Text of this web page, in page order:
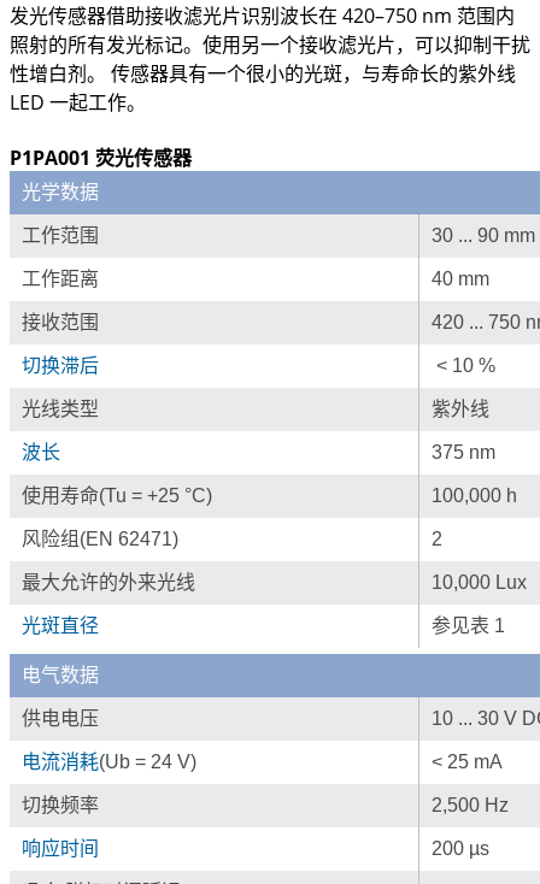
发光传感器借助接收滤光片识别波长在 420–750 nm 范围内
照射的所有发光标记。使用另一个接收滤光片，可以抑制干扰
性增白剂。 传感器具有一个很小的光斑，与寿命长的紫外线
LED 一起工作。
P1PA001 荧光传感器
光学数据
工作范围 30 ... 90 mm
工作距离 40 mm
接收范围 420 ... 750
切换滞后 < 10 %
光线类型 紫外线
波长 375 nm
使用寿命(Tu = +25 °C) 100,000 h
风险组(EN 62471) 2
最大允许的外来光线 10,000 Lux
光斑直径 参见表 1
电气数据
供电电压 10 ... 30 V
电流消耗(Ub = 24 V) < 25 mA
切换频率 2,500 Hz
响应时间 200 µs